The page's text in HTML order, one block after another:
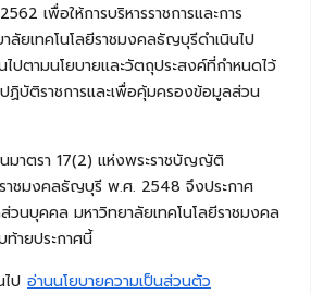
เพื่อให้การบริหารราชการและการ
ลัยเทคโนโลยีราชมงคลธัญบุรีดำเนินไป
ปตามนโยบายและวัตถุประสงค์ที่กำหนดไว้
ฏิบัติราชการและเพื่อคุ้มครองข้อมูลส่วน
นมาตรา 17(2) แห่งพระราชบัญญัติ
ราชมงคลธัญบุรี พ.ศ. 2548 จึงประกาศ
นบุคคล มหาวิทยาลัยเทคโนโลยีราชมงคล
ายประกาศนี้
ป อ่านนโยบายความเป็นส่วนตัว